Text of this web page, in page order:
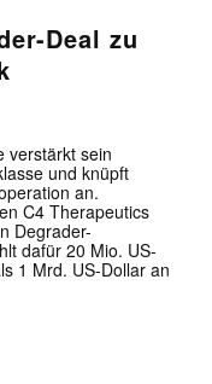
Deal zu
verstärkt sein
und knüpft
an.
C4 Therapeutics
Degrader-
dafür 20 Mio. US-
1 Mrd. US-Dollar an